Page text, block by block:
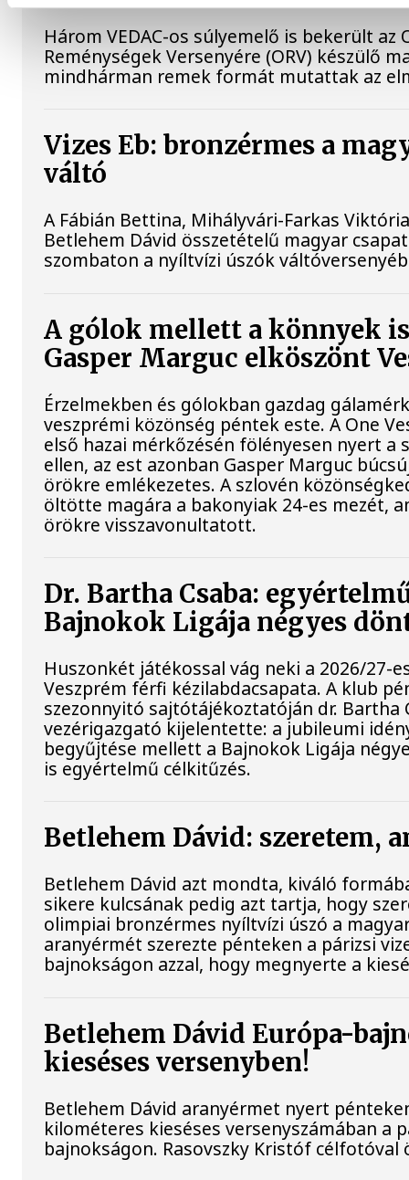
Három VEDAC-os súlyemelő is bekerült az
Reménységek Versenyére (ORV) készülő
mindhárman remek formát mutattak az
Vizes Eb: bronzérmes a
váltó
A Fábián Bettina, Mihályvári-Farkas
Betlehem Dávid összetételű magyar
szombaton a nyíltvízi úszók
A gólok mellett a könnyek
Gasper Marguc elköszönt
Érzelmekben és gólokban gazdag
veszprémi közönség péntek este. A One
első hazai mérkőzésén fölényesen nyert a
ellen, az est azonban Gasper Marguc
örökre emlékezetes. A szlovén
öltötte magára a bakonyiak 24-es mezét,
örökre visszavonultatott.
Dr. Bartha Csaba:
Bajnokok Ligája négyes
Huszonkét játékossal vág neki a 2026/27-
Veszprém férfi kézilabdacsapata. A klub
szezonnyitó sajtótájékoztatóján dr. Bartha
vezérigazgató kijelentette: a jubileumi
begyűjtése mellett a Bajnokok Ligája
is egyértelmű célkitűzés.
Betlehem Dávid: szeretem,
Betlehem Dávid azt mondta, kiváló
sikere kulcsának pedig azt tartja, hogy
olimpiai bronzérmes nyíltvízi úszó a
aranyérmét szerezte pénteken a párizsi
bajnokságon azzal, hogy megnyerte a
Betlehem Dávid Európa-
kieséses versenyben!
Betlehem Dávid aranyérmet nyert
kilométeres kieséses versenyszámában a
bajnokságon. Rasovszky Kristóf